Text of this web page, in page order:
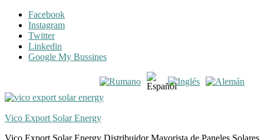
Skip
navigation
Skip
content
Facebook
Instagram
Twitter
Linkedin
Google My Bussines
Vico Export Solar Energy
Vico Export Solar Energy Distribuidor Mayorista de Paneles Solares